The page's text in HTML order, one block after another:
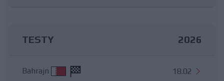
TESTY 2026
Bahrajn 18.02